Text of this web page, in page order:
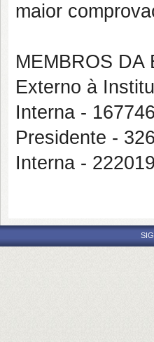
maior
MEMBROS DA
Externo à
Interna -
Presidente -
Interna -